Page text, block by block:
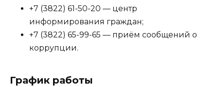
+7 (3822) 61-50-20 — центр
информирования граждан;
+7 (3822) 65-99-65 — приём сообщений о
коррупции.
График работы